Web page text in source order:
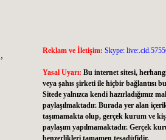
Reklam ve İletişim: Skype:
Yasal Uyarı: Bu internet sitesi,
veya şahıs şirketi ile hiçbir bağlantısı
Sitede yalnızca kendi hazırladığımız
paylaşılmaktadır. Burada yer alan
taşımamakta olup, gerçek kurum ve
paylaşım yapılmamaktadır. Gerçek
benzerlikleri tamamen tesadüfidir.